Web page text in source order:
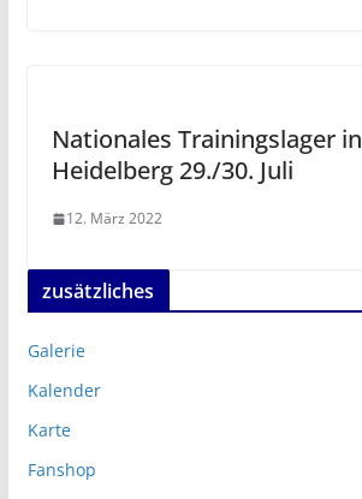
Nationales Trainingslager in
Heidelberg 29./30. Juli
12. März 2022
zusätzliches
Galerie
Kalender
Karte
Fanshop